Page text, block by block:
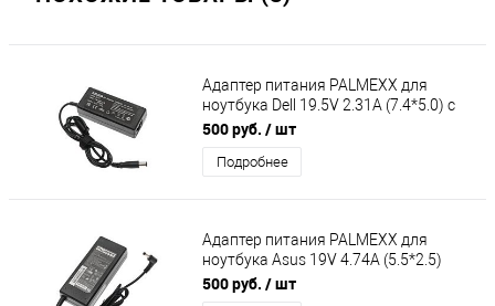
Адаптер питания PALMEXX для
ноутбука Dell 19.5V 2.31A (7.4*5.0) с
иглой (кабель питания в комплекте)
500 руб. / шт
Подробнее
Адаптер питания PALMEXX для
ноутбука Asus 19V 4.74A (5.5*2.5)
(кабель питания в комплекте)
500 руб. / шт